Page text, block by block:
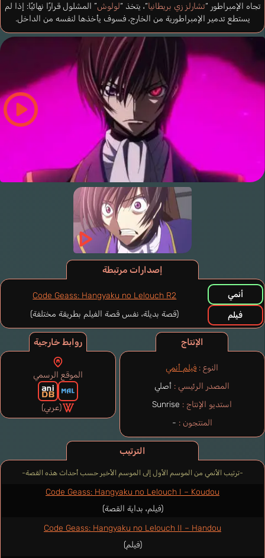
تجاه الإمبراطور “تشارلز زي بريطانيا“، يتخذ “لولوش” المشلول قرارًا نهائيًا: إذا لم
يستطع تدمير الإمبراطورية من الخارج، فسوف يأخذها لنفسه من الداخل.
الإنتاج
النوع : فيلم أنمي
المصدر الرئيسي : أصلي
استديو الإنتاج : Sunrise
المنتجون : -
إصدارات مرتبطة
أنمي
فيلم
Code Geass: Hangyaku no Lelouch R2
(قصة بديلة، نفس قصة الفيلم بطريقة مختلفة)
الترتيب
-ترتيب الأنمي من الموسم الأول إلى الموسم الأخير حسب أحداث هذه القصة-
Code Geass: Hangyaku no Lelouch I – Koudou
(فيلم، بداية القصة)
Code Geass: Hangyaku no Lelouch II – Handou
(فيلم)
روابط خارجية
الموقع الرسمي
(عربي)